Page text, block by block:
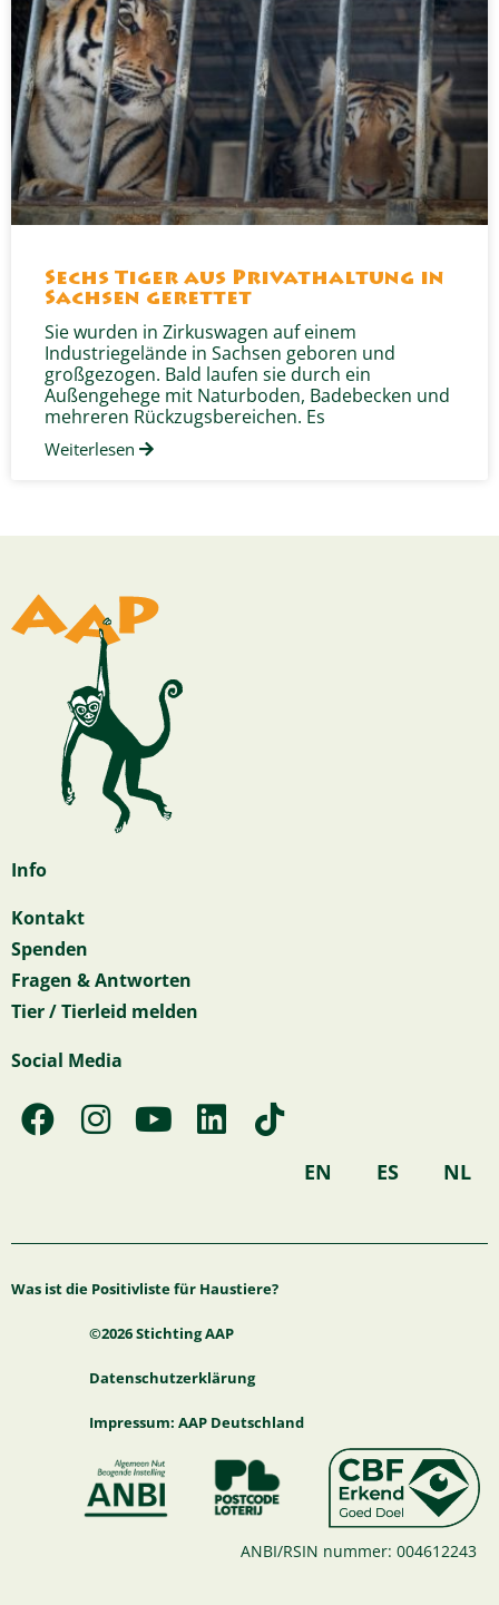
Sechs Tiger aus Privathaltung in
Sachsen gerettet
Sie wurden in Zirkuswagen auf einem
Industriegelände in Sachsen geboren und
großgezogen. Bald laufen sie durch ein
Außengehege mit Naturboden, Badebecken und
mehreren Rückzugsbereichen. Es
Weiterlesen
Info
Kontakt
Spenden
Fragen & Antworten
Tier / Tierleid melden
Social Media
F
a
b
o
o
I
n
a
g
r
a
m
Y
o
u
b
e
L
i
e
d
i
n
T
i
o
k
EN ES NL
Was ist die Positivliste für Haustiere?
©2026 Stichting AAP
Datenschutzerklärung
Impressum: AAP Deutschland
ANBI/RSIN nummer: 004612243